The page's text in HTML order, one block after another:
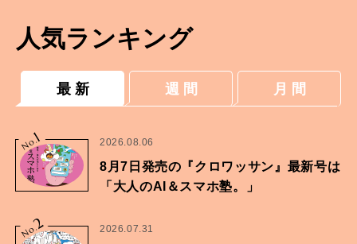
人気ランキング
最 新 週 間 月 間
No.
1 2026.08.06
8月7日発売の『クロワッサン』最新号は
「大人のAI＆スマホ塾。」
No.2 2026.07.31